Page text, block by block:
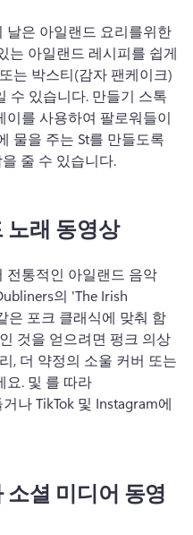
날은 아일랜드 요리를위한
는 아일랜드 레시피를 쉽게
는 박스티(감자 팬케이크)
수 있습니다. 만들기 스톡
를 사용하여 팔로워들이
물을 주는 St를 만들도록
줄 수 있습니다.
노래 동영상
전통적인 아일랜드 음악
의 'The Irish
은 포크 클래식에 맞춰 함
것을 얻으려면 펑크 의상
, 더 약정의 소울 커버 또는
요. 및 를 따라
나 TikTok 및 Instagram에
셜 미디어 동영